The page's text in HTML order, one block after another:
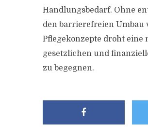
Handlungsbedarf. Ohne
den barrierefreien Umbau
Pflegekonzepte droht eine
gesetzlichen und
zu begegnen.